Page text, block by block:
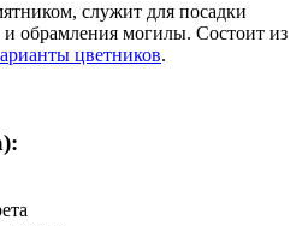
служит для посадки
обрамления могилы. Состоит из
цветников.